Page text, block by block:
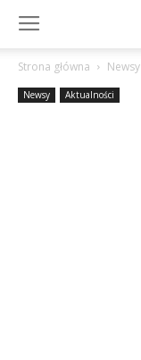
Strona główna Newsy
Newsy Aktualności